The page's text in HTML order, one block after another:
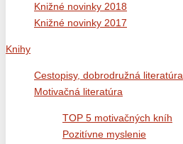
Knižné novinky 2018
Knižné novinky 2017
Knihy
Cestopisy, dobrodružná literatúra
Motivačná literatúra
TOP 5 motivačných kníh
Pozitívne myslenie